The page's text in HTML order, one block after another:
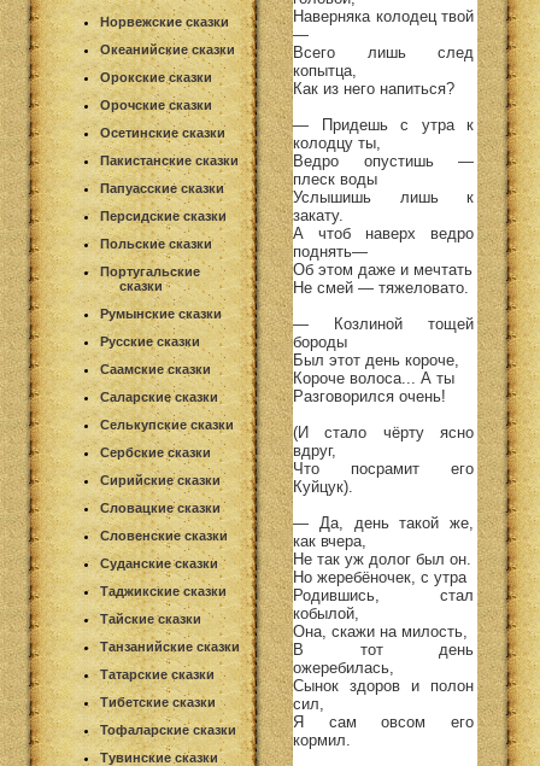
Норвежские сказки
Океанийские сказки
Орокские сказки
Орочские сказки
Осетинские сказки
Пакистанские сказки
Папуасские сказки
Персидские сказки
Польские сказки
Португальские
сказки
Румынские сказки
Русские сказки
Саамские сказки
Саларские сказки
Селькупские сказки
Сербские сказки
Сирийские сказки
Словацкие сказки
Словенские сказки
Суданские сказки
Таджикские сказки
Тайские сказки
Танзанийские сказки
Татарские сказки
Тибетские сказки
Тофаларские сказки
Тувинские сказки
Наверняка колодец твой
—
Всего лишь след
копытца,
Как из него напиться?
— Придешь с утра к
колодцу ты,
Ведро опустишь —
плеск воды
Услышишь лишь к
закату.
А чтоб наверх ведро
поднять—
Об этом даже и мечтать
Не смей — тяжеловато.
— Козлиной тощей
бороды
Был этот день короче,
Короче волоса... А ты
Разговорился очень!
(И стало чёрту ясно
вдруг,
Что посрамит его
Куйцук).
— Да, день такой же,
как вчера,
Не так уж долог был он.
Но жеребёночек, с утра
Родившись, стал
кобылой,
Она, скажи на милость,
В тот день
ожеребилась,
Сынок здоров и полон
сил,
Я сам овсом его
кормил.